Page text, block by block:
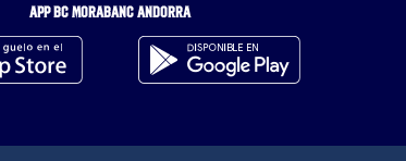
APP BC MORABANC ANDORRA